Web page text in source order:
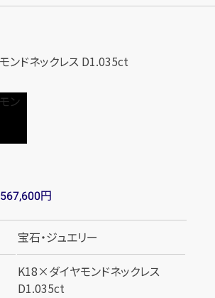
567,600円
宝石・ジュエリー
K18×ダイヤモンドネックレス
D1.035ct